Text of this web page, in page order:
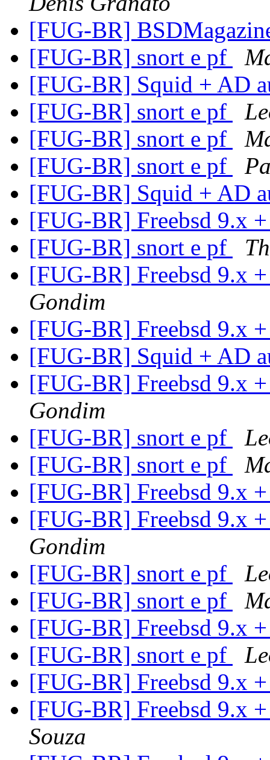
[FUG-BR]
[FUG-BR] snort e pf
[FUG-BR] Squid + AD
[FUG-BR] snort e pf
[FUG-BR] snort e pf
[FUG-BR] snort e pf
[FUG-BR] Squid + AD
[FUG-BR] Freebsd 9.x
[FUG-BR] snort e pf
[FUG-BR] Freebsd 9.x
Gondim
[FUG-BR] Freebsd 9.x
[FUG-BR] Squid + AD
[FUG-BR] Freebsd 9.x
Gondim
[FUG-BR] snort e pf
[FUG-BR] snort e pf
[FUG-BR] Freebsd 9.x
[FUG-BR] Freebsd 9.x
Gondim
[FUG-BR] snort e pf
[FUG-BR] snort e pf
[FUG-BR] Freebsd 9.x
[FUG-BR] snort e pf
[FUG-BR] Freebsd 9.x
[FUG-BR] Freebsd 9.x
Souza